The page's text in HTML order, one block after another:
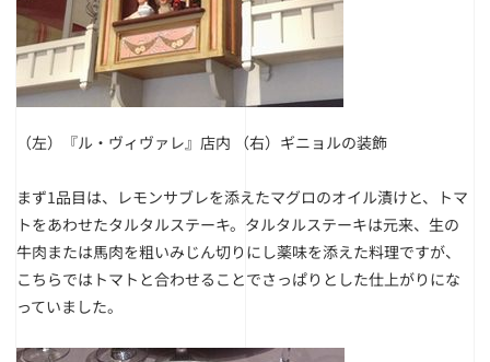
（左）『ル・ヴィヴァレ』店内 （右）ギニョルの装飾
まず1品目は、レモンサブレを添えたマグロのオイル漬けと、トマ
トをあわせたタルタルステーキ。タルタルステーキは元来、生の
牛肉または馬肉を粗いみじん切りにし薬味を添えた料理ですが、
こちらではトマトと合わせることでさっぱりとした仕上がりにな
っていました。